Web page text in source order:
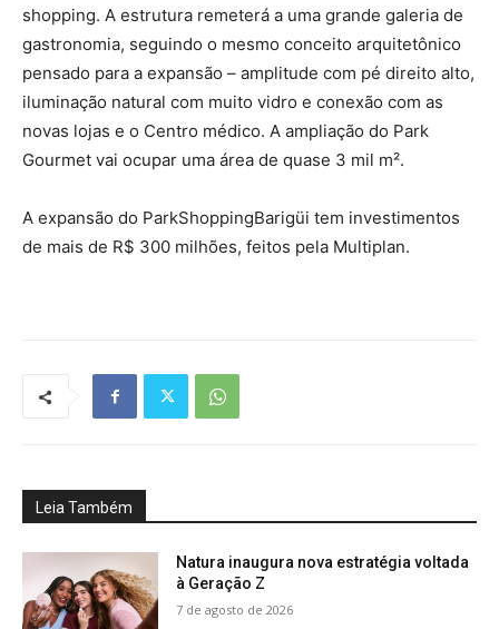
shopping. A estrutura remeterá a uma grande galeria de
gastronomia, seguindo o mesmo conceito arquitetônico
pensado para a expansão – amplitude com pé direito alto,
iluminação natural com muito vidro e conexão com as
novas lojas e o Centro médico. A ampliação do Park
Gourmet vai ocupar uma área de quase 3 mil m².
A expansão do ParkShoppingBarigüi tem investimentos
de mais de R$ 300 milhões, feitos pela Multiplan.
Leia Também
Natura inaugura nova estratégia voltada
à Geração Z
7 de agosto de 2026